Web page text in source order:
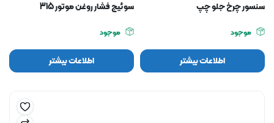
سنسور چرخ جلو چپ
موجود
اطلاعات بیشتر
سوئیچ فشار روغن موتور 315
موجود
اطلاعات بیشتر